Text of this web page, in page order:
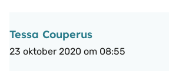
Tessa Couperus
23 oktober 2020 om 08:55